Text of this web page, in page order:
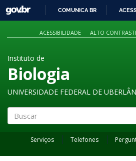
PARA
O
GOVBR
COMUNICA BR
ACESSIBILIDADE ALTO
Instituto de
Biologia
UNIVERSIDADE FEDERAL DE
Serviços Telefones